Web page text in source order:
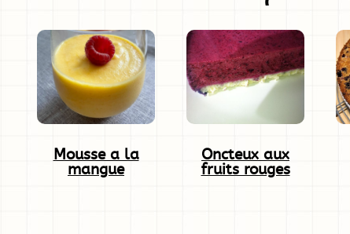
Mousse a la
mangue
Oncteux aux
fruits rouges